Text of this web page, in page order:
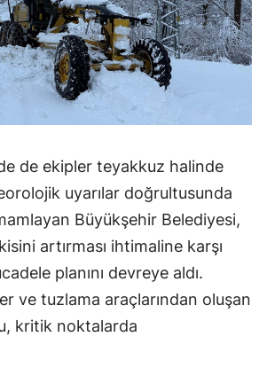
de ekipler teyakkuz halinde
uyarılar doğrultusunda
Büyükşehir Belediyesi,
artırması ihtimaline karşı
planını devreye aldı.
ve tuzlama araçlarından oluşan
kritik noktalarda